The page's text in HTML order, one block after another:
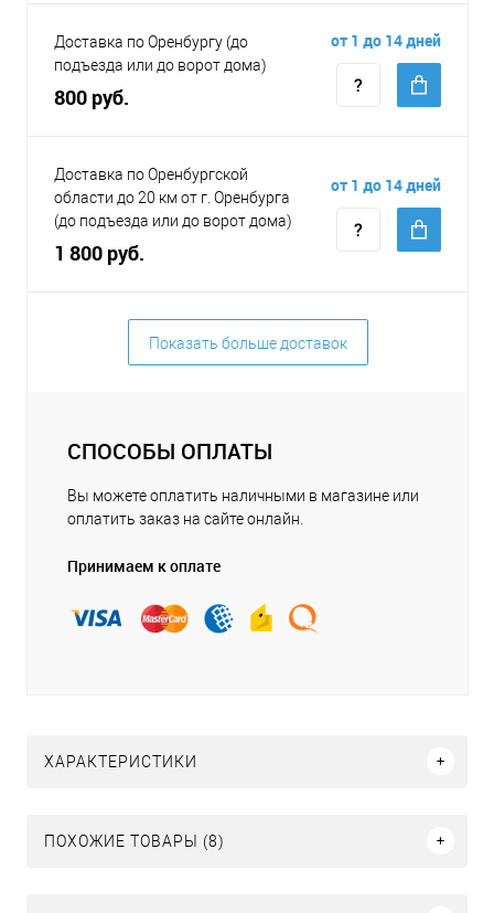
Доставка по Оренбургу (до
подъезда или до ворот дома)
800 руб.
от 1 до 14 дней
Доставка по Оренбургской
области до 20 км от г. Оренбурга
(до подъезда или до ворот дома)
1 800 руб.
от 1 до 14 дней
Показать больше доставок
СПОСОБЫ ОПЛАТЫ
Вы можете оплатить наличными в магазине или
оплатить заказ на сайте онлайн.
Принимаем к оплате
ХАРАКТЕРИСТИКИ
ПОХОЖИЕ ТОВАРЫ (8)